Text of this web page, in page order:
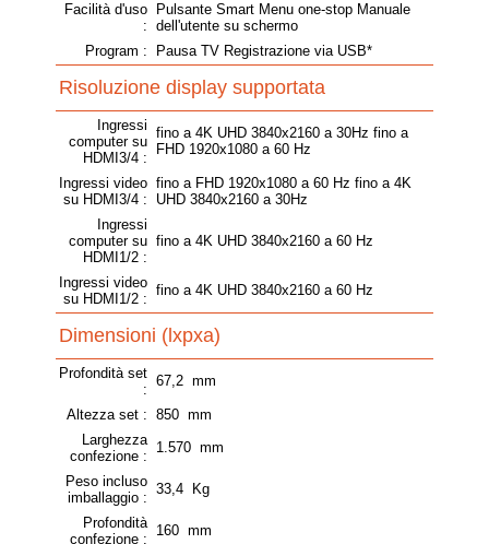
Facilità d'uso
:
Pulsante Smart Menu one-stop Manuale
dell'utente su schermo
Program :
Pausa TV Registrazione via USB*
Risoluzione display supportata
Ingressi
computer su
HDMI3/4 :
fino a 4K UHD 3840x2160 a 30Hz fino a
FHD 1920x1080 a 60 Hz
Ingressi video
su HDMI3/4 :
fino a FHD 1920x1080 a 60 Hz fino a 4K
UHD 3840x2160 a 30Hz
Ingressi
computer su
HDMI1/2 :
fino a 4K UHD 3840x2160 a 60 Hz
Ingressi video
su HDMI1/2 :
fino a 4K UHD 3840x2160 a 60 Hz
Dimensioni (lxpxa)
Profondità set
:
67,2 mm
Altezza set : 850 mm
Larghezza
confezione :
1.570 mm
Peso incluso
imballaggio :
33,4 Kg
Profondità
confezione :
160 mm